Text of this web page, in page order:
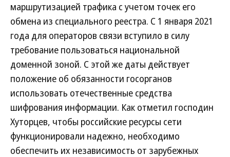
маршрутизацией трафика с учетом точек его
обмена из специального реестра. С 1 января 2021
года для операторов связи вступило в силу
требование пользоваться национальной
доменной зоной. С этой же даты действует
положение об обязанности госорганов
использовать отечественные средства
шифрования информации. Как отметил господин
Хуторцев, чтобы российские ресурсы сети
функционировали надежно, необходимо
обеспечить их независимость от зарубежных